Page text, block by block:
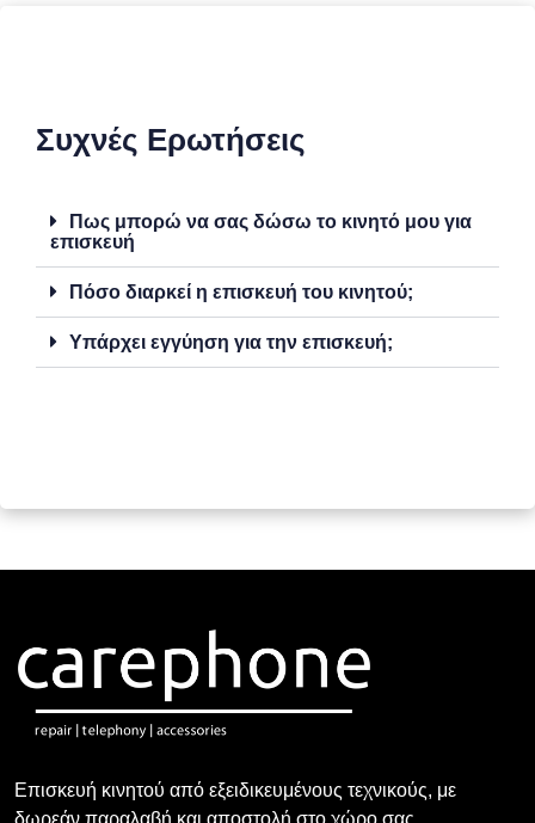
Συχνές Ερωτήσεις
Πως μπορώ να σας δώσω το κινητό μου για
επισκευή
Πόσο διαρκεί η επισκευή του κινητού;
Υπάρχει εγγύηση για την επισκευή;
Επισκευή κινητού από εξειδικευμένους τεχνικούς, με